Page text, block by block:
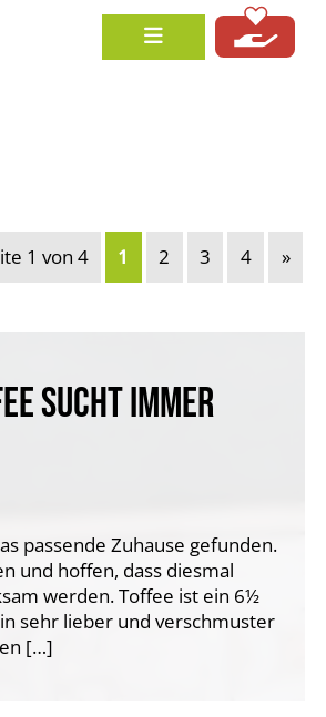
1 von 4 1 2 3 4 »
SUCHT IMMER
passende Zuhause gefunden.
und hoffen, dass diesmal
werden. Toffee ist ein 6½
sehr lieber und verschmuster
[…]